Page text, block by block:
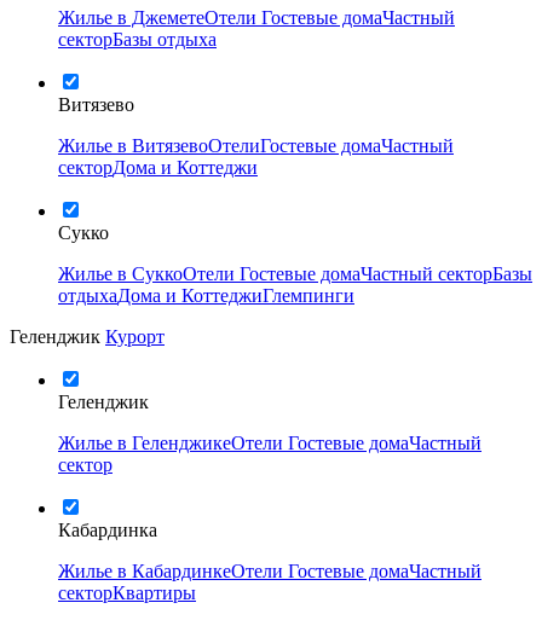
Жилье в ДжеметеОтели Гостевые домаЧастный
секторБазы отдыха
Витязево
Жилье в ВитязевоОтелиГостевые домаЧастный
секторДома и Коттеджи
Сукко
Жилье в СуккоОтели Гостевые домаЧастный секторБазы
отдыхаДома и КоттеджиГлемпинги
Геленджик Курорт
Геленджик
Жилье в ГеленджикеОтели Гостевые домаЧастный
сектор
Кабардинка
Жилье в КабардинкеОтели Гостевые домаЧастный
секторКвартиры